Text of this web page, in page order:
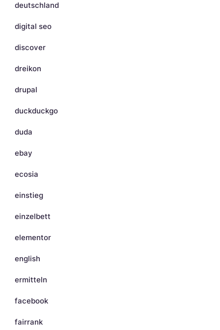
deutschland
digital seo
discover
dreikon
drupal
duckduckgo
duda
ebay
ecosia
einstieg
einzelbett
elementor
english
ermitteln
facebook
fairrank